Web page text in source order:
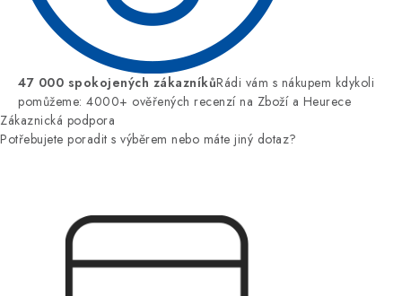
47 000 spokojených zákazníkůRádi vám s nákupem kdykoli
pomůžeme: 4000+ ověřených recenzí na Zboží a Heurece
Zákaznická podpora
Potřebujete poradit s výběrem nebo máte jiný dotaz?